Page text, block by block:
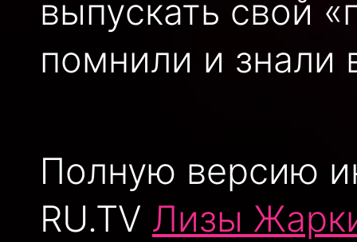
выпускать свой
помнили и знали
Полную версию
RU.TV Лизы